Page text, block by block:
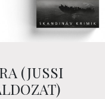
(JUSSI